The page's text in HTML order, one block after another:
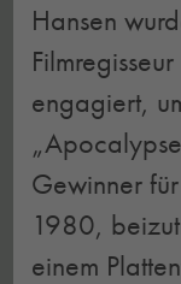
Hansen
engagiert,
Gewinner
1980,
einem